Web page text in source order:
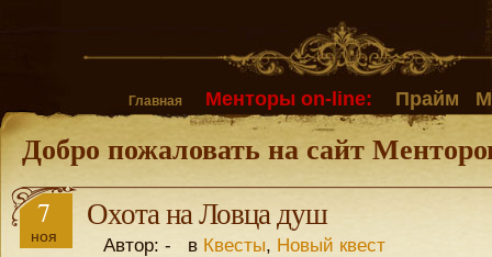
Главная Менторы on-line: Прайм
Добро пожаловать на сайт
7
ноя
Охота на Ловца душ
Автор: - в Квесты, Новый квест